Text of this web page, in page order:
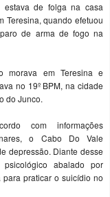
estava de folga na casa
Teresina, quando efetuou
de arma de fogo na
morava em Teresina e
no 19º BPM, na cidade
do Junco.
com informações
o Cabo Do Vale
depressão. Diante desse
psicológico abalado por
praticar o suicídio no